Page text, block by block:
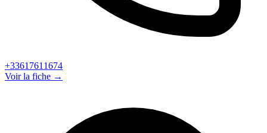
+33617611674
Voir la fiche →